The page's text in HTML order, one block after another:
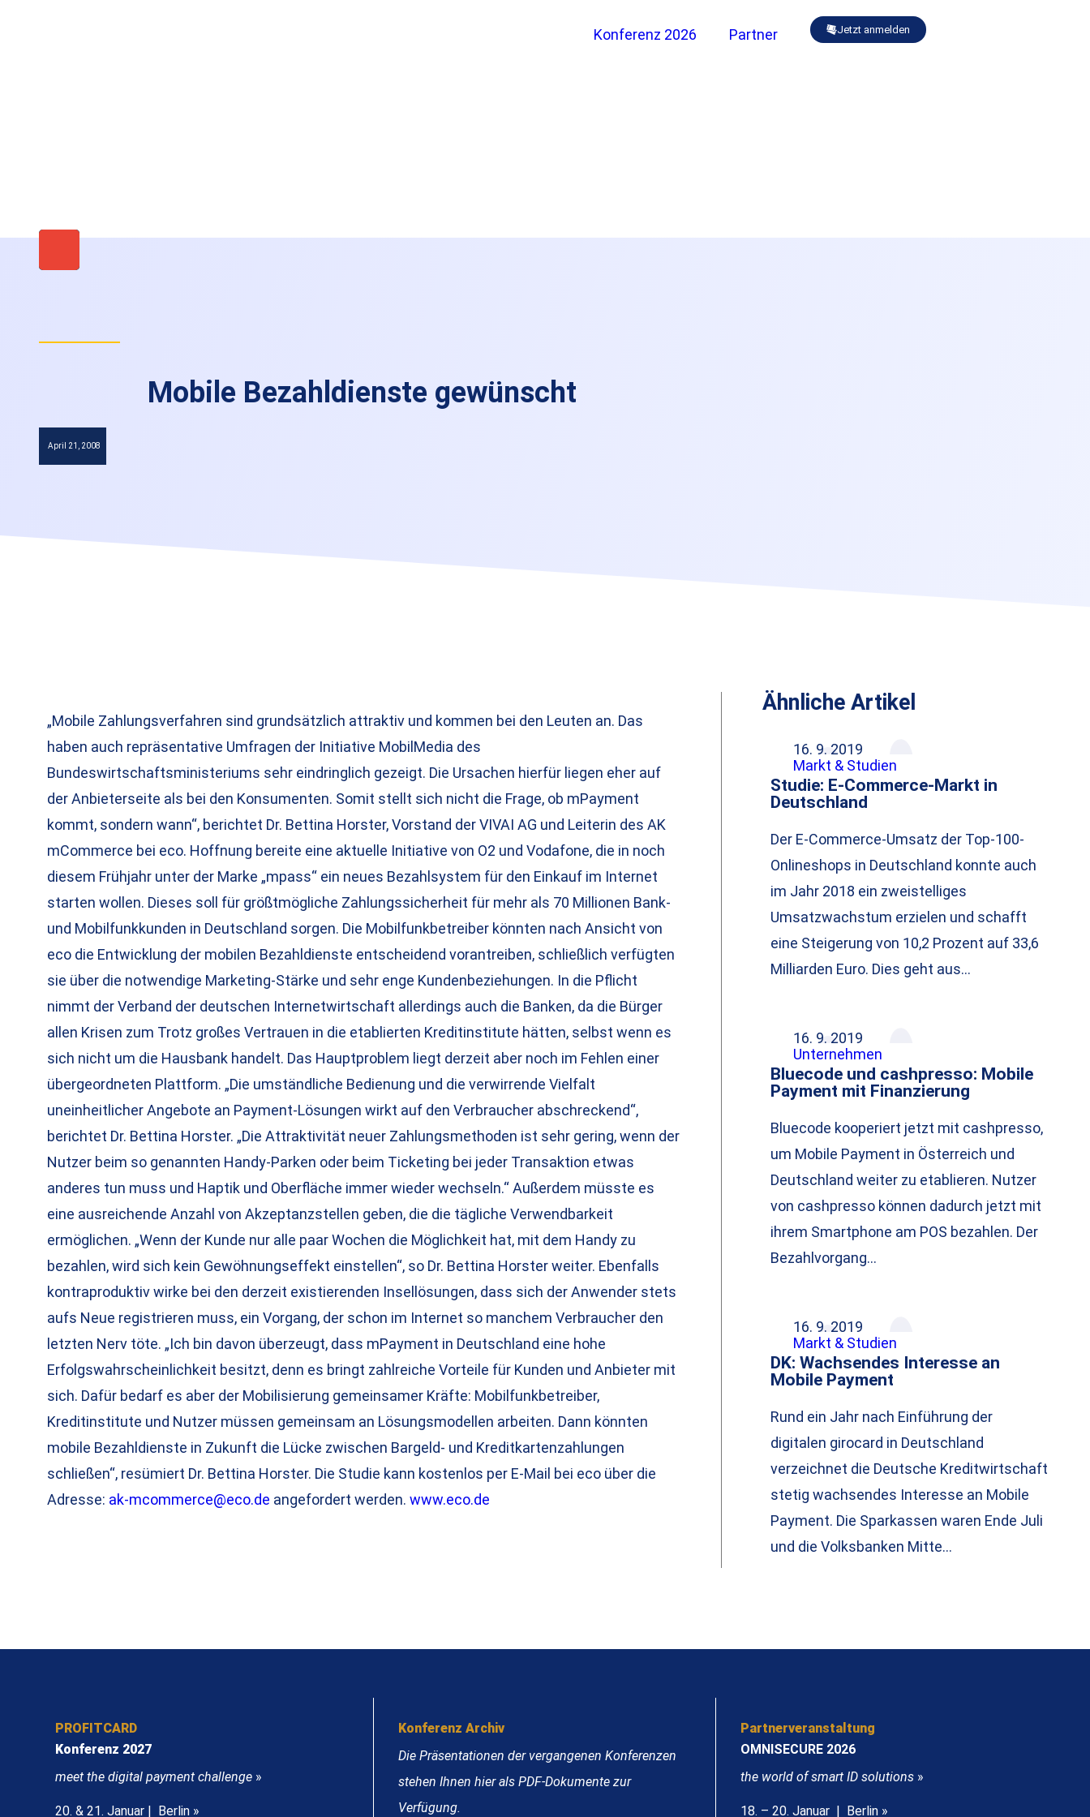
Konferenz 2026 Partner Jetzt anmelden
Mobile Bezahldienste gewünscht
April 21, 2008
„Mobile Zahlungsverfahren sind grundsätzlich attraktiv und kommen bei den Leuten an. Das
haben auch repräsentative Umfragen der Initiative MobilMedia des
Bundeswirtschaftsministeriums sehr eindringlich gezeigt. Die Ursachen hierfür liegen eher auf
der Anbieterseite als bei den Konsumenten. Somit stellt sich nicht die Frage, ob mPayment
kommt, sondern wann“, berichtet Dr. Bettina Horster, Vorstand der VIVAI AG und Leiterin des AK
mCommerce bei eco. Hoffnung bereite eine aktuelle Initiative von O2 und Vodafone, die in noch
diesem Frühjahr unter der Marke „mpass“ ein neues Bezahlsystem für den Einkauf im Internet
starten wollen. Dieses soll für größtmögliche Zahlungssicherheit für mehr als 70 Millionen Bank-
und Mobilfunkkunden in Deutschland sorgen. Die Mobilfunkbetreiber könnten nach Ansicht von
eco die Entwicklung der mobilen Bezahldienste entscheidend vorantreiben, schließlich verfügten
sie über die notwendige Marketing-Stärke und sehr enge Kundenbeziehungen. In die Pflicht
nimmt der Verband der deutschen Internetwirtschaft allerdings auch die Banken, da die Bürger
allen Krisen zum Trotz großes Vertrauen in die etablierten Kreditinstitute hätten, selbst wenn es
sich nicht um die Hausbank handelt. Das Hauptproblem liegt derzeit aber noch im Fehlen einer
übergeordneten Plattform. „Die umständliche Bedienung und die verwirrende Vielfalt
uneinheitlicher Angebote an Payment-Lösungen wirkt auf den Verbraucher abschreckend“,
berichtet Dr. Bettina Horster. „Die Attraktivität neuer Zahlungsmethoden ist sehr gering, wenn der
Nutzer beim so genannten Handy-Parken oder beim Ticketing bei jeder Transaktion etwas
anderes tun muss und Haptik und Oberfläche immer wieder wechseln.“ Außerdem müsste es
eine ausreichende Anzahl von Akzeptanzstellen geben, die die tägliche Verwendbarkeit
ermöglichen. „Wenn der Kunde nur alle paar Wochen die Möglichkeit hat, mit dem Handy zu
bezahlen, wird sich kein Gewöhnungseffekt einstellen“, so Dr. Bettina Horster weiter. Ebenfalls
kontraproduktiv wirke bei den derzeit existierenden Insellösungen, dass sich der Anwender stets
aufs Neue registrieren muss, ein Vorgang, der schon im Internet so manchem Verbraucher den
letzten Nerv töte. „Ich bin davon überzeugt, dass mPayment in Deutschland eine hohe
Erfolgswahrscheinlichkeit besitzt, denn es bringt zahlreiche Vorteile für Kunden und Anbieter mit
sich. Dafür bedarf es aber der Mobilisierung gemeinsamer Kräfte: Mobilfunkbetreiber,
Kreditinstitute und Nutzer müssen gemeinsam an Lösungsmodellen arbeiten. Dann könnten
mobile Bezahldienste in Zukunft die Lücke zwischen Bargeld- und Kreditkartenzahlungen
schließen“, resümiert Dr. Bettina Horster. Die Studie kann kostenlos per E-Mail bei eco über die
Adresse: ak-mcommerce@eco.de angefordert werden. www.eco.de
Ähnliche Artikel
16. 9. 2019
Markt & Studien
Studie: E-Commerce-Markt in
Deutschland
Der E-Commerce-Umsatz der Top-100-
Onlineshops in Deutschland konnte auch
im Jahr 2018 ein zweistelliges
Umsatzwachstum erzielen und schafft
eine Steigerung von 10,2 Prozent auf 33,6
Milliarden Euro. Dies geht aus…
16. 9. 2019
Unternehmen
Bluecode und cashpresso: Mobile
Payment mit Finanzierung
Bluecode kooperiert jetzt mit cashpresso,
um Mobile Payment in Österreich und
Deutschland weiter zu etablieren. Nutzer
von cashpresso können dadurch jetzt mit
ihrem Smartphone am POS bezahlen. Der
Bezahlvorgang…
16. 9. 2019
Markt & Studien
DK: Wachsendes Interesse an
Mobile Payment
Rund ein Jahr nach Einführung der
digitalen girocard in Deutschland
verzeichnet die Deutsche Kreditwirtschaft
stetig wachsendes Interesse an Mobile
Payment. Die Sparkassen waren Ende Juli
und die Volksbanken Mitte…
PROFITCARD
Konferenz 2027
meet the digital payment challenge »
20. & 21. Januar | Berlin »
Konferenz Archiv
Die Präsentationen der vergangenen Konferenzen
stehen Ihnen hier als PDF-Dokumente zur
Verfügung.
Partnerveranstaltung
OMNISECURE 2026
the world of smart ID solutions »
18. – 20. Januar | Berlin »